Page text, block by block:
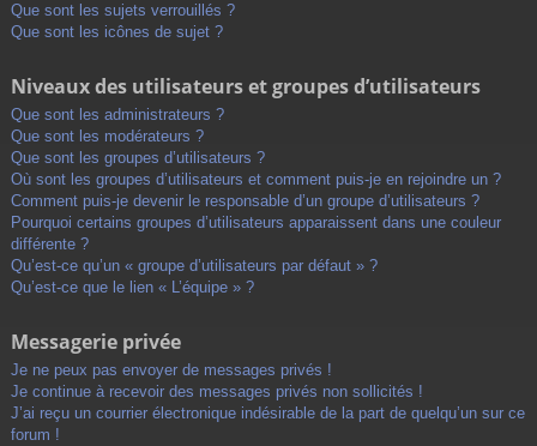
Que sont les sujets verrouillés ?
Que sont les icônes de sujet ?
Niveaux des utilisateurs et groupes d’utilisateurs
Que sont les administrateurs ?
Que sont les modérateurs ?
Que sont les groupes d’utilisateurs ?
Où sont les groupes d’utilisateurs et comment puis-je en rejoindre un ?
Comment puis-je devenir le responsable d’un groupe d’utilisateurs ?
Pourquoi certains groupes d’utilisateurs apparaissent dans une couleur
différente ?
Qu’est-ce qu’un « groupe d’utilisateurs par défaut » ?
Qu’est-ce que le lien « L’équipe » ?
Messagerie privée
Je ne peux pas envoyer de messages privés !
Je continue à recevoir des messages privés non sollicités !
J’ai reçu un courrier électronique indésirable de la part de quelqu’un sur ce
forum !